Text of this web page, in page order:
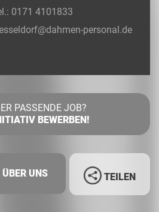
0171 4101833
personal.de
PASSENDE JOB?
BEWERBEN!
ÜBER UNS TEILEN